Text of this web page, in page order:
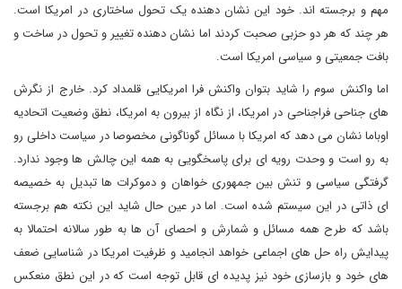
مهم و برجسته اند. خود این نشان دهنده یک تحول ساختاری در امریکا است.
هر چند که هر دو حزبی صحبت کردند اما نشان دهنده تغییر و تحول در ساخت و
بافت جمعیتی و سیاسی امریکا است.
اما واکنش سوم را شاید بتوان واکنش فرا امریکایی قلمداد کرد. خارج از نگرش
های جناحی فراجناحی در امریکا، از نگاه از بیرون به امریکا، نطق وضعیت اتحادیه
اوباما نشان می دهد که امریکا با مسائل گوناگونی مخصوصا در سیاست داخلی رو
به رو است و وحدت رویه ای برای پاسخگویی به همه این چالش ها وجود ندارد.
گرفتگی سیاسی و تنش بین جمهوری خواهان و دموکرات ها تبدیل به خصیصه
ای ذاتی در این سیستم شده است. اما در عین حال شاید این نکته هم برجسته
باشد که طرح همه مسائل و شمارش و احصای آن ها به طور سالانه احتمالا به
پیدایش راه حل های اجماعی خواهد انجامید و ظرفیت امریکا در شناسایی ضعف
های خود و بازسازی خود نیز پدیده ای قابل توجه است که در این نطق منعکس